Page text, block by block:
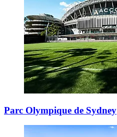
Parc Olympique de Sydney